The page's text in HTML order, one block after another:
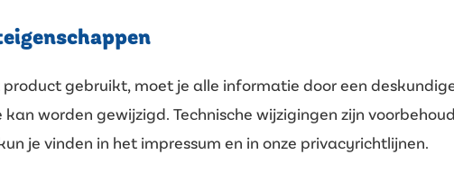
gebruikt, moet je alle informatie door een
worden gewijzigd. Technische wijzigingen zijn
je vinden in het impressum en in onze privacyrichtlijnen.